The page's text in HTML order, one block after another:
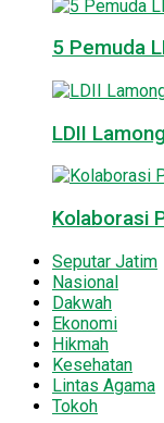
5 Pemuda
LDII
Kolaborasi
Seputar Jatim
Nasional
Dakwah
Ekonomi
Hikmah
Kesehatan
Lintas Agama
Tokoh